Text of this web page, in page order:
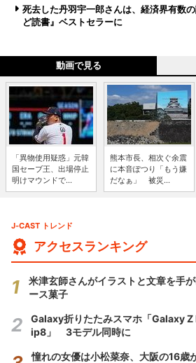
死去した丹羽宇一郎さんは、経済界有数
ど読書』ベストセラーに
動画で見る
「異物使用疑惑」元韓
国セーブ王、出場停止
明けマウンドで...
熊本市長、相次ぐ余震
に本音ぽつり「もう嫌
だなぁ」 被災...
J-CAST トレンド
アクセスランキング
米津玄師さんがイラストと文章を手
ース菓子
Galaxy折りたたみスマホ「Galaxy
ip8」 3モデル同時に
憧れの女優は小松菜奈、大阪の16